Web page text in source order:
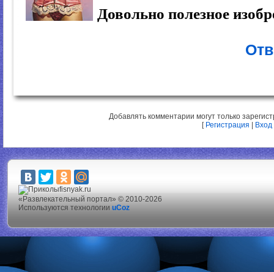
Довольно полезное
Добавлять комментарии могут только
[ Регистрация Вход
fisnyak.ru
«Развлекательный портал» © 2010-2026
Используются технологии uCoz